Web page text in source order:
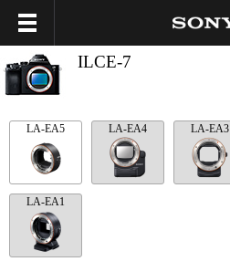
ILCE-7
LA-EA5 LA-EA4 LA-EA3
LA-EA1